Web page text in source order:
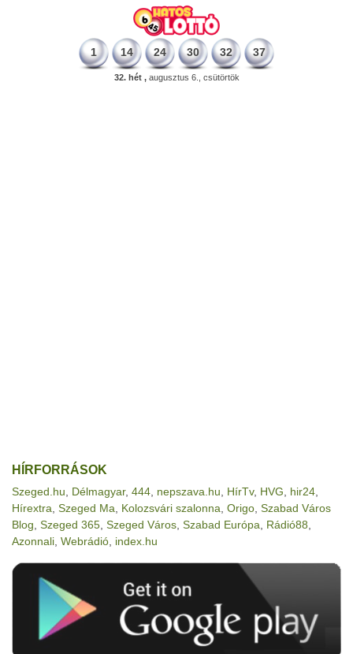
1 14 24 30 32 37
32. hét ,augusztus 6., csütörtök
HÍRFORRÁSOK
Szeged.hu Délmagyar, 444 nepszava.hu HírTv, HVG hir24
Hírextra Szeged Ma Kolozsvári szalonna Origo Szabad Város
Blog Szeged 365 Szeged Város Szabad Európa Rádió88
Azonnali Webrádió index.hu